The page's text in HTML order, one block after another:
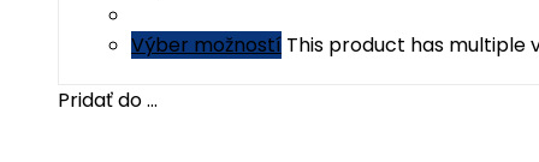
Výber možností This product has multiple
Pridať do ...